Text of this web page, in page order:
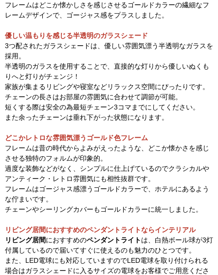
フレームはどこか懐かしさを感じさせるゴールドカラーの繊細なフ
レームデザインで、ゴージャス感をプラスしました。
優しい温もりを感じる半透明のガラスシェード
3つ配されたガラスシェードは、優しい雰囲気漂う半透明なガラスを
採用。
半透明のガラスを使用することで、直接的な灯りから優しいぬくも
りへと灯りがチェンジ！
家族が集まるリビングや寝室などリラックス空間にぴったりです。
チェーンの長さはお部屋の雰囲気に合わせて調節が可能。
短くする際は安全の為最短チェーン3コマまでにしてください。
また余ったチェーンは垂れ下がった状態になります。
どこかレトロな雰囲気漂うゴールド色フレーム
フレームは昔の時代からよみがえったような、どこか懐かさを感じ
させる独特のフォルムが印象的。
過度な装飾などがなく、シンプルに仕上げているのでクラシカルや
アンティーク・レトロ雰囲気にも相性抜群です。
フレームはゴージャス感漂うゴールドカラーで、ホテルにあるよう
な佇まいです。
チェーンやシーリングカバーもゴールドカラーに統一しました。
リビング居間におすすめのペンダントライトならインテリアル
リビング居間におすすめのペンダントライトは、白熱ボール球が3灯
付属しているので届いてすぐに使えるのも魅力のひとつです。
また、LED電球にも対応していますのでLED電球を取り付けられる
場合はガラスシェードに入るサイズの電球をお客様でご用意くださ